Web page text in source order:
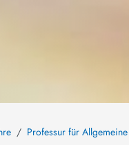
Professur für